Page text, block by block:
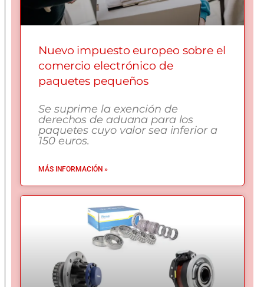
Nuevo impuesto europeo sobre el
comercio electrónico de
paquetes pequeños
Se suprime la exención de
derechos de aduana para los
paquetes cuyo valor sea inferior a
150 euros.
MÁS INFORMACIÓN »